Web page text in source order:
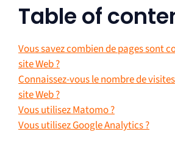
Table of
Vous savez combien de pages sont
site Web ?
Connaissez-vous le nombre de
site Web ?
Vous utilisez Matomo ?
Vous utilisez Google Analytics ?